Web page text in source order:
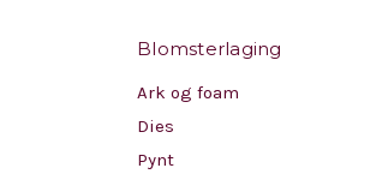
Blomsterlaging
Ark og foam
Dies
Pynt